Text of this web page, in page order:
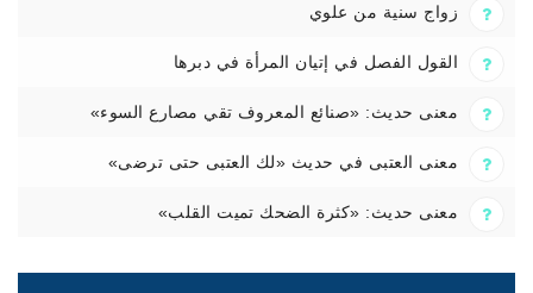
زواج سنية من علوي
القول الفصل في إتيان المرأة في دبرها
معنى حديث: «صنائع المعروف تقي مصارع السوء»
معنى العتبى في حديث «لك العتبى حتى ترضى»
معنى حديث: «كثرة الضحك تميت القلب»